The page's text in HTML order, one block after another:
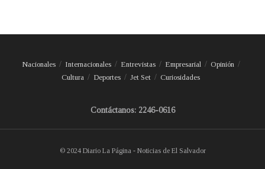
Nacionales Internacionales Entrevistas Empresarial
Opinión
Cultura
Deportes Jet Set Curiosidades
Contáctanos: 2246-0616
© 2024 Diario La Página - Noticias de El Salvador